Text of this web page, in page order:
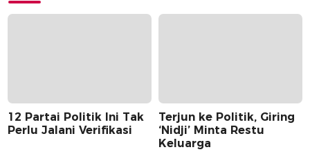
12 Partai Politik Ini Tak
Perlu Jalani Verifikasi
Terjun ke Politik, Giring
‘Nidji’ Minta Restu
Keluarga